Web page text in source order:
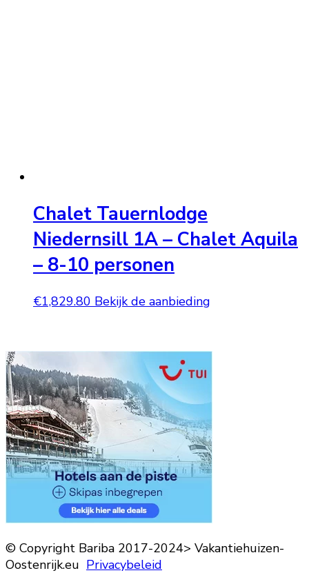
Chalet Tauernlodge
Niedernsill 1A – Chalet Aquila
– 8-10 personen
€1,829.80 Bekijk de aanbieding
© Copyright Bariba 2017-2024> Vakantiehuizen-
Oostenrijk.eu Privacybeleid